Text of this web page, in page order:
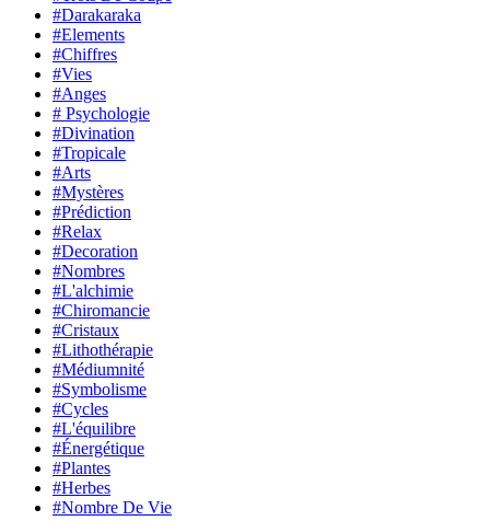
#Darakaraka
#Elements
#Chiffres
#Vies
#Anges
# Psychologie
#Divination
#Tropicale
#Arts
#Mystères
#Prédiction
#Relax
#Decoration
#Nombres
#L'alchimie
#Chiromancie
#Cristaux
#Lithothérapie
#Médiumnité
#Symbolisme
#Cycles
#L'équilibre
#Énergétique
#Plantes
#Herbes
#Nombre De Vie